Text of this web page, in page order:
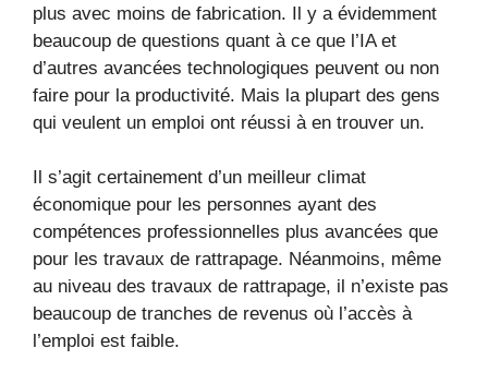
plus avec moins de fabrication. Il y a évidemment
beaucoup de questions quant à ce que l’IA et
d’autres avancées technologiques peuvent ou non
faire pour la productivité. Mais la plupart des gens
qui veulent un emploi ont réussi à en trouver un.
Il s’agit certainement d’un meilleur climat
économique pour les personnes ayant des
compétences professionnelles plus avancées que
pour les travaux de rattrapage. Néanmoins, même
au niveau des travaux de rattrapage, il n’existe pas
beaucoup de tranches de revenus où l’accès à
l’emploi est faible.